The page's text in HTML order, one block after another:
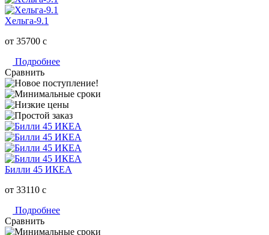
Хельга-9.1
от 35700 c
Подробнее
Сравнить
Билли 45 ИКЕА
от 33110 c
Подробнее
Сравнить